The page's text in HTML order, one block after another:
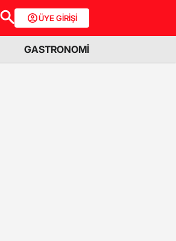
ÜYE GİRİŞİ
GASTRONOMİ